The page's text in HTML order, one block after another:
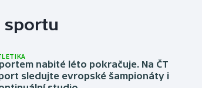
sportu
nabité léto pokračuje. Na ČT
sledujte evropské šampionáty i